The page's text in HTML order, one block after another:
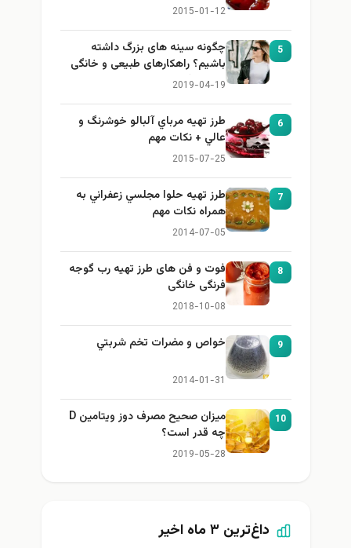
2015-01-12
چگونه سینه های بزرگ داشته
باشیم؟ راهکارهای طبیعی و خانگی
برای بزرگ کردن سینه
2019-04-19
طرز تهيه مرباي آلبالو خوشرنگ و
عالي + نكات مهم
2015-07-25
طرز تهيه حلوا مجلسي زعفراني به
همراه نكات مهم
2014-07-05
فوت و فن های طرز تهیه رب گوجه
فرنگی خانگی
2018-10-08
خواص و مضرات تخم شربتي
2014-01-31
میزان صحیح مصرف دوز ویتامین D
چه قدر است؟
2019-05-28
داغ‌ترین ۳ ماه اخیر